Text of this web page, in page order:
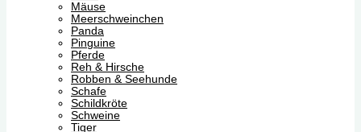
Mäuse
Meerschweinchen
Panda
Pinguine
Pferde
Reh & Hirsche
Robben & Seehunde
Schafe
Schildkröte
Schweine
Tiger